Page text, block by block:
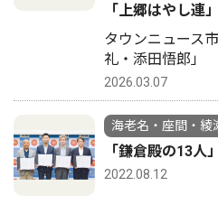
「上郷はやし連」
タウンニュース
礼・添田悟郎」
2026.03.07
海老名・座間・綾
「鎌倉殿の13人
2022.08.12